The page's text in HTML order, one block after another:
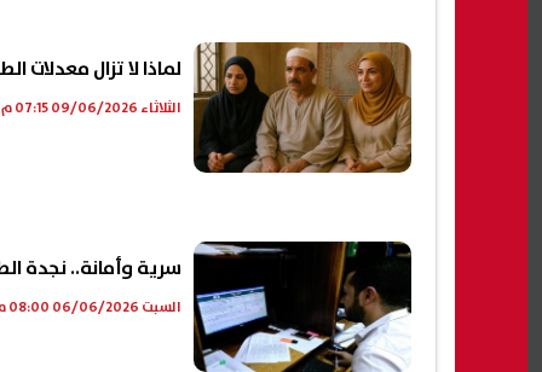
لماذا لا تزال
الثلاثاء 09/06/2026 07:15 م
سرية وأمانة.. نجدة
السبت 06/06/2026 08:00 م